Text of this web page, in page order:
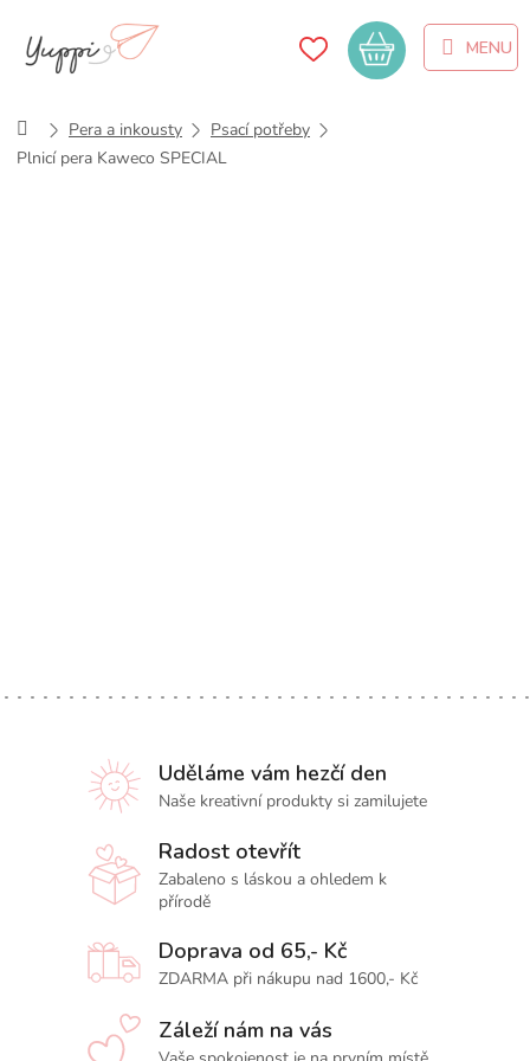
obsah
Nákupní
košík
DomůPera a inkousty
Psací potřeby
Plnicí pera Kaweco SPECIAL
Uděláme vám hezčí den
Naše kreativní produkty si zamilujete
Radost otevřít
Zabaleno s láskou a ohledem k
přírodě
Doprava od 65,- Kč
ZDARMA při nákupu nad 1600,- Kč
Záleží nám na vás